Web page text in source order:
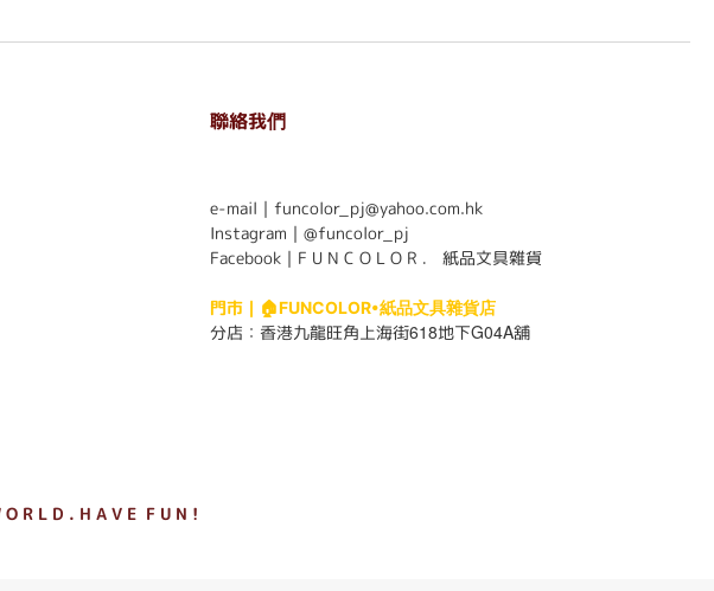
聯絡我們
e-mail｜funcolor_pj@yahoo.com.hk
Instagram｜ @funcolor_pj
Facebook｜ F U N C O L O R ． 紙品文具雜貨
門市｜ 🏠FUNCOLOR•紙品文具雜貨店
分店： 香港九龍旺角上海街618地下G04A舖
R L D . H A V E F U N !